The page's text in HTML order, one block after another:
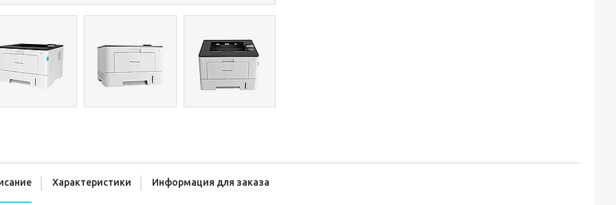
Характеристики Информация для заказа